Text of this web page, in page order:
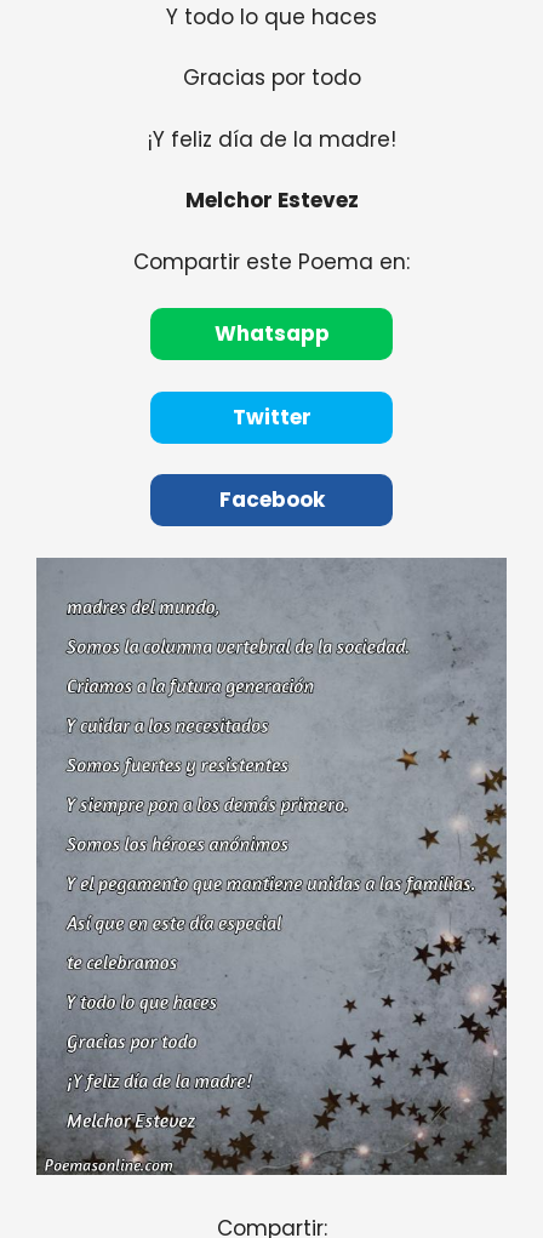
Y todo lo que haces
Gracias por todo
¡Y feliz día de la madre!
Melchor Estevez
Compartir este Poema en:
Whatsapp
Twitter
Facebook
Compartir: